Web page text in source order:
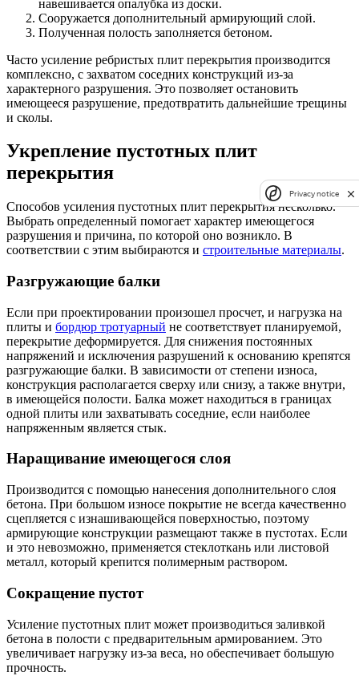
навешивается опалубка из доски.
Сооружается дополнительный армирующий слой.
Полученная полость заполняется бетоном.
Часто усиление ребристых плит перекрытия производится
комплексно, с захватом соседних конструкций из-за
характерного разрушения. Это позволяет остановить
имеющееся разрушение, предотвратить дальнейшие трещины
и сколы.
Укрепление пустотных плит
перекрытия
Способов усиления пустотных плит перекрытия несколько.
Выбрать определенный помогает характер имеющегося
разрушения и причина, по которой оно возникло. В
соответствии с этим выбираются и строительные материалы.
Разгружающие балки
Если при проектировании произошел просчет, и нагрузка на
плиты и бордюр тротуарный не соответствует планируемой,
перекрытие деформируется. Для снижения постоянных
напряжений и исключения разрушений к основанию крепятся
разгружающие балки. В зависимости от степени износа,
конструкция располагается сверху или снизу, а также внутри,
в имеющейся полости. Балка может находиться в границах
одной плиты или захватывать соседние, если наиболее
напряженным является стык.
Наращивание имеющегося слоя
Производится с помощью нанесения дополнительного слоя
бетона. При большом износе покрытие не всегда качественно
сцепляется с изнашивающейся поверхностью, поэтому
армирующие конструкции размещают также в пустотах. Если
и это невозможно, применяется стеклоткань или листовой
металл, который крепится полимерным раствором.
Сокращение пустот
Усиление пустотных плит может производиться заливкой
бетона в полости с предварительным армированием. Это
увеличивает нагрузку из-за веса, но обеспечивает большую
прочность.
Privacy notice